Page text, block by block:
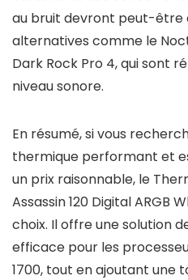
au bruit devront peut-être
alternatives comme le
Dark Rock Pro 4, qui sont
niveau sonore.
En résumé, si vous
thermique performant et
un prix raisonnable, le
Assassin 120 Digital ARGB
choix. Il offre une solution
efficace pour les
1700, tout en ajoutant une